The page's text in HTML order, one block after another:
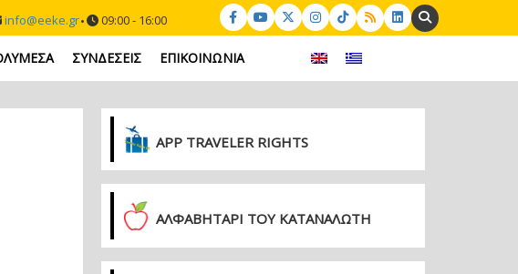
info@eeke.gr 09:00 - 16:00 Search:
ΣΥΝΔΕΣΕΙΣ ΕΠΙΚΟΙΝΩΝΙΑ
APP TRAVELER RIGHTS
ΑΛΦΑΒΗΤΑΡΙ ΤΟΥ ΚΑΤΑΝΑΛΩΤΗ